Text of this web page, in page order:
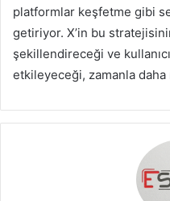
platformlar keşfetme gibi
getiriyor. X’in bu
şekillendireceği ve
etkileyeceği, zamanla daha